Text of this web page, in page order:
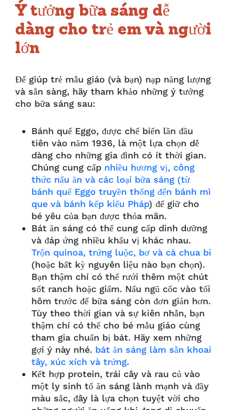
Ý tưởng bữa sáng dễ
dàng cho trẻ em và người
lớn
Để giúp trẻ mẫu giáo (và bạn) nạp năng lượng
và sẵn sàng, hãy tham khảo những ý tưởng
cho bữa sáng sau:
Bánh quế Eggo, được chế biến lần đầu
tiên vào năm 1936, là một lựa chọn dễ
dàng cho những gia đình có ít thời gian.
Chúng cung cấp nhiều hương vị, công
thức nấu ăn và các loại bữa sáng (từ
bánh quế Eggo truyền thống đến bánh mì
que và bánh kếp kiểu Pháp) để giữ cho
bé yêu của bạn được thỏa mãn.
Bát ăn sáng có thể cung cấp dinh dưỡng
và đáp ứng nhiều khẩu vị khác nhau.
Trộn quinoa, trứng luộc, bơ và cà chua bi
(hoặc bất kỳ nguyên liệu nào bạn chọn).
Bạn thậm chí có thể rưới thêm một chút
sốt ranch hoặc giấm. Nấu ngũ cốc vào tối
hôm trước để bữa sáng còn đơn giản hơn.
Tùy theo thời gian và sự kiên nhẫn, bạn
thậm chí có thể cho bé mẫu giáo cùng
tham gia chuẩn bị bát. Hãy xem những
gợi ý này nhé. bát ăn sáng làm sẵn khoai
tây, xúc xích và trứng.
Kết hợp protein, trái cây và rau củ vào
một ly sinh tố ăn sáng lành mạnh và đầy
màu sắc, đây là lựa chọn tuyệt vời cho